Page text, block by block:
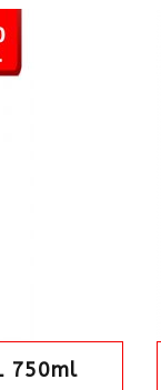
750ml